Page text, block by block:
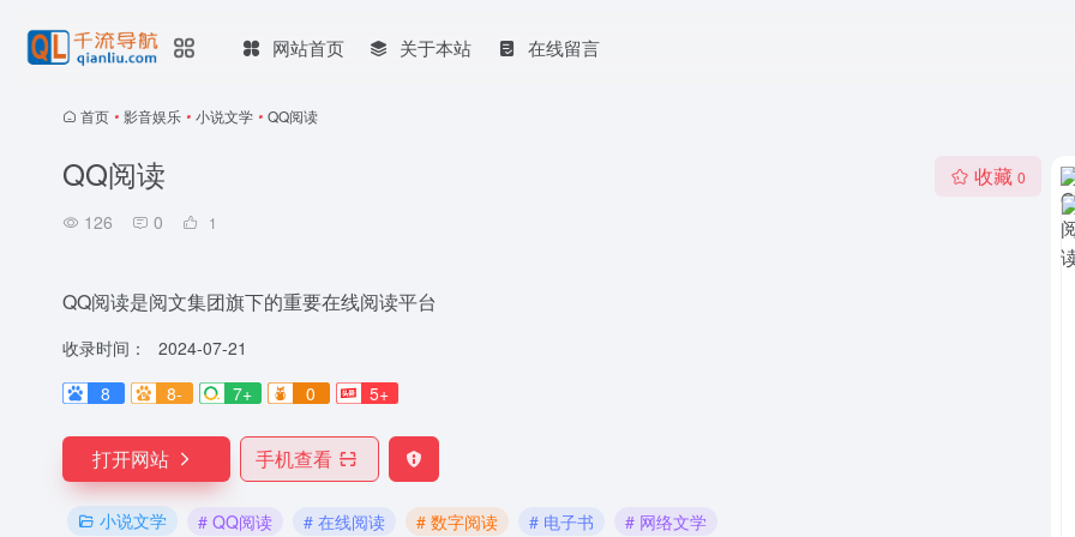
网站首页 关于本站 在线留言
首页 • 影音娱乐 • 小说文学 • QQ阅读
QQ阅读
126 0 1
收藏 0
QQ阅读是阅文集团旗下的重要在线阅读平台
收录时间：
2024-07-21
8
8- 7+ 0 5+
打开网站 手机查看
小说文学 # QQ阅读 # 在线阅读 # 数字阅读 # 电子书 # 网络文学